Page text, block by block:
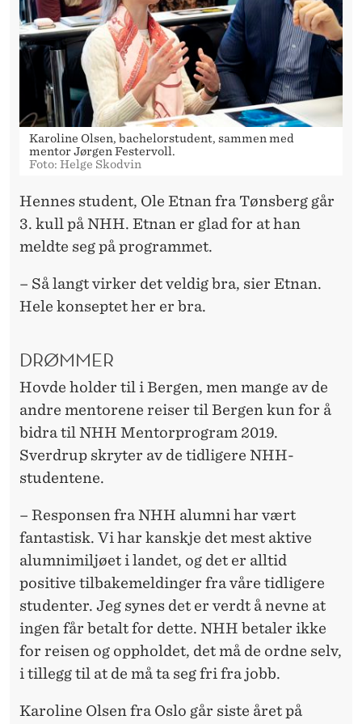
Karoline Olsen, bachelorstudent, sammen med
mentor Jørgen Festervoll.
Foto: Helge Skodvin
Hennes student, Ole Etnan fra Tønsberg går
3. kull på NHH. Etnan er glad for at han
meldte seg på programmet.
– Så langt virker det veldig bra, sier Etnan.
Hele konseptet her er bra.
DRØMMER
Hovde holder til i Bergen, men mange av de
andre mentorene reiser til Bergen kun for å
bidra til NHH Mentorprogram 2019.
Sverdrup skryter av de tidligere NHH-
studentene.
– Responsen fra NHH alumni har vært
fantastisk. Vi har kanskje det mest aktive
alumnimiljøet i landet, og det er alltid
positive tilbakemeldinger fra våre tidligere
studenter. Jeg synes det er verdt å nevne at
ingen får betalt for dette. NHH betaler ikke
for reisen og oppholdet, det må de ordne selv,
i tillegg til at de må ta seg fri fra jobb.
Karoline Olsen fra Oslo går siste året på